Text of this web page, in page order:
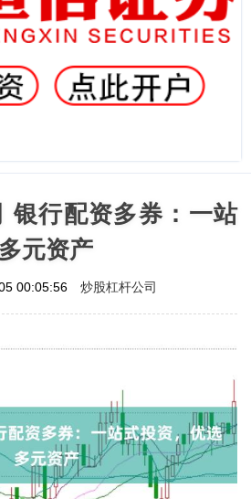
银行配资多券：一站
元资产
00:05:56 炒股杠杆公司